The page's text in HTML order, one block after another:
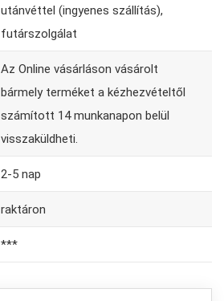
utánvéttel (ingyenes szállítás),
futárszolgálat
Az Online vásárláson vásárolt
bármely terméket a kézhezvételtől
számított 14 munkanapon belül
visszaküldheti.
2-5 nap
raktáron
***